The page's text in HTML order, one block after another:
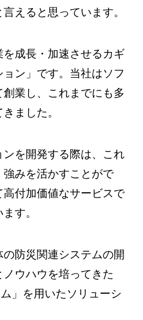
えると思っています。
成長・加速させるカギ
ン」です。当社はソフ
創業し、これまでにも多
ました。
を開発する際は、これ
強みを活かすことがで
付加価値なサービスで
す。
防災関連システムの開
ウハウを培ってきた
」を用いたソリューシ